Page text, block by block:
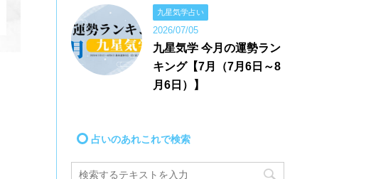
九星気学占い
2026/07/05
九星気学 今月の運勢ラン
キング【7月（7月6日～8
月6日）】
占いのあれこれで検索